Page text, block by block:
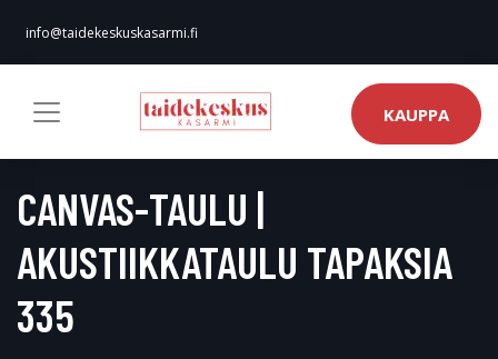
info@taidekeskuskasarmi.fi
KAUPPA
CANVAS-TAULU |
AKUSTIIKKATAULU TAPAKSIA
335